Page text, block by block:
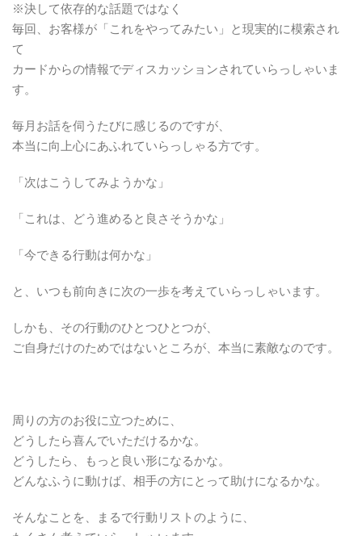
※決して依存的な話題ではなく
毎回、お客様が「これをやってみたい」と現実的に模索され
て
カードからの情報でディスカッションされていらっしゃいま
す。
毎月お話を伺うたびに感じるのですが、
本当に向上心にあふれていらっしゃる方です。
「次はこうしてみようかな」
「これは、どう進めると良さそうかな」
「今できる行動は何かな」
と、いつも前向きに次の一歩を考えていらっしゃいます。
しかも、その行動のひとつひとつが、
ご自身だけのためではないところが、本当に素敵なのです。
周りの方のお役に立つために、
どうしたら喜んでいただけるかな。
どうしたら、もっと良い形になるかな。
どんなふうに動けば、相手の方にとって助けになるかな。
そんなことを、まるで行動リストのように、